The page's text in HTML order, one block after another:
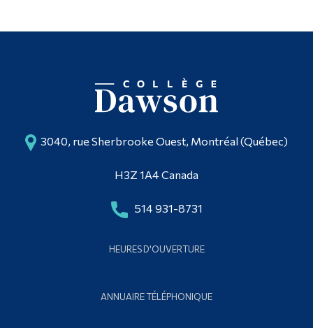
3040, rue Sherbrooke Ouest, Montréal (Québec)
H3Z 1A4 Canada
514 931-8731
HEURES D'OUVERTURE
ANNUAIRE TÉLÉPHONIQUE